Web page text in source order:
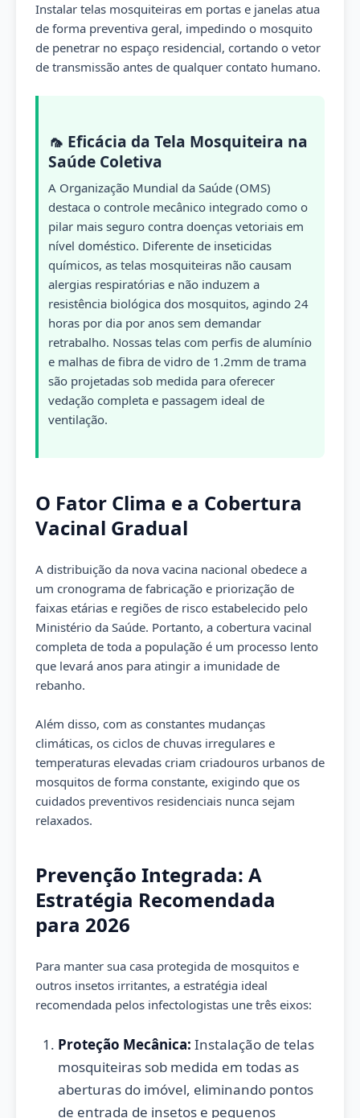
Instalar telas mosquiteiras em portas e janelas atua
de forma preventiva geral, impedindo o mosquito
de penetrar no espaço residencial, cortando o vetor
de transmissão antes de qualquer contato humano.
🦟 Eficácia da Tela Mosquiteira na
Saúde Coletiva
A Organização Mundial da Saúde (OMS)
destaca o controle mecânico integrado como o
pilar mais seguro contra doenças vetoriais em
nível doméstico. Diferente de inseticidas
químicos, as telas mosquiteiras não causam
alergias respiratórias e não induzem a
resistência biológica dos mosquitos, agindo 24
horas por dia por anos sem demandar
retrabalho. Nossas telas com perfis de alumínio
e malhas de fibra de vidro de 1.2mm de trama
são projetadas sob medida para oferecer
vedação completa e passagem ideal de
ventilação.
O Fator Clima e a Cobertura
Vacinal Gradual
A distribuição da nova vacina nacional obedece a
um cronograma de fabricação e priorização de
faixas etárias e regiões de risco estabelecido pelo
Ministério da Saúde. Portanto, a cobertura vacinal
completa de toda a população é um processo lento
que levará anos para atingir a imunidade de
rebanho.
Além disso, com as constantes mudanças
climáticas, os ciclos de chuvas irregulares e
temperaturas elevadas criam criadouros urbanos de
mosquitos de forma constante, exigindo que os
cuidados preventivos residenciais nunca sejam
relaxados.
Prevenção Integrada: A
Estratégia Recomendada
para 2026
Para manter sua casa protegida de mosquitos e
outros insetos irritantes, a estratégia ideal
recomendada pelos infectologistas une três eixos:
Proteção Mecânica: Instalação de telas
mosquiteiras sob medida em todas as
aberturas do imóvel, eliminando pontos
de entrada de insetos e pequenos